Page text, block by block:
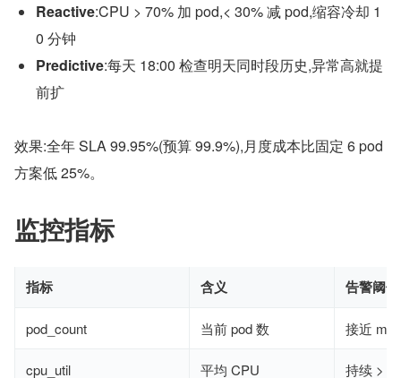
Reactive:CPU > 70% 加 pod,< 30% 减 pod,缩容冷却 1
0 分钟
Predictive:每天 18:00 检查明天同时段历史,异常高就提
前扩
效果:全年 SLA 99.95%(预算 99.9%),月度成本比固定 6 pod
方案低 25%。
监控指标
指标 含义 告警阈值
pod_count 当前 pod 数 接近
cpu_util 平均 CPU 持续 >